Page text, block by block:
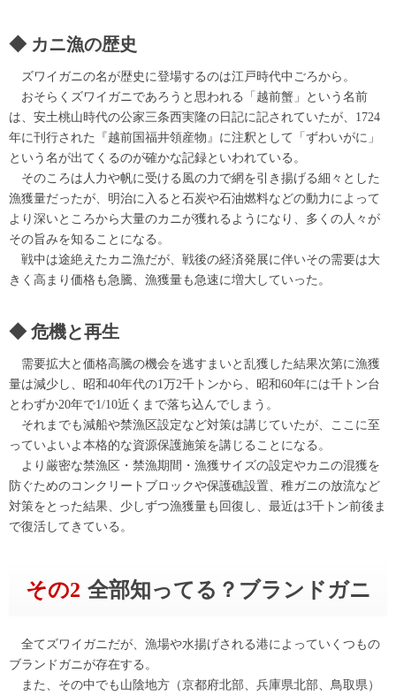
カニ漁の歴史
ズワイガニの名が歴史に登場するのは江戸時代中ごろから。
おそらくズワイガニであろうと思われる「越前蟹」という名前
は、安土桃山時代の公家三条西実隆の日記に記されていたが、1724
年に刊行された『越前国福井領産物』に注釈として「ずわいがに」
という名が出てくるのが確かな記録といわれている。
そのころは人力や帆に受ける風の力で網を引き揚げる細々とした
漁獲量だったが、明治に入ると石炭や石油燃料などの動力によって
より深いところから大量のカニが獲れるようになり、多くの人々が
その旨みを知ることになる。
戦中は途絶えたカニ漁だが、戦後の経済発展に伴いその需要は大
きく高まり価格も急騰、漁獲量も急速に増大していった。
危機と再生
需要拡大と価格高騰の機会を逃すまいと乱獲した結果次第に漁獲
量は減少し、昭和40年代の1万2千トンから、昭和60年には千トン台
とわずか20年で1/10近くまで落ち込んでしまう。
それまでも減船や禁漁区設定など対策は講じていたが、ここに至
っていよいよ本格的な資源保護施策を講じることになる。
より厳密な禁漁区・禁漁期間・漁獲サイズの設定やカニの混獲を
防ぐためのコンクリートブロックや保護礁設置、稚ガニの放流など
対策をとった結果、少しずつ漁獲量も回復し、最近は3千トン前後ま
で復活してきている。
その2 全部知ってる？ブランドガニ
全てズワイガニだが、漁場や水揚げされる港によっていくつもの
ブランドガニが存在する。
また、その中でも山陰地方（京都府北部、兵庫県北部、鳥取県）